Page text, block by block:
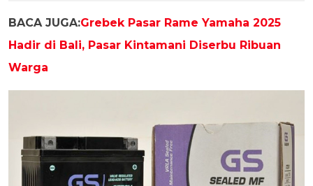
BACA JUGA:Grebek Pasar Rame Yamaha 2025
Hadir di Bali, Pasar Kintamani Diserbu Ribuan
Warga